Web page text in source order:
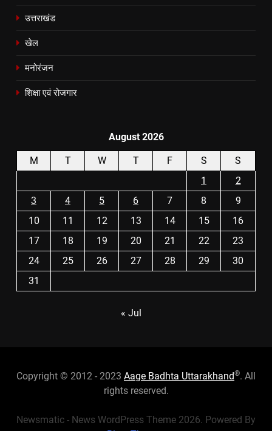
उत्तराखंड
खेल
मनोरंजन
शिक्षा एवं रोजगार
August 2026
M T W T F S
S
1
2
3
4 5 6 7 8
9
10
11 12 13 14 15
16
17
18 19 20 21 22
23
24
25 26 27 28 29
30
31
« Jul
Copyright © 2012 - 2023 Aage Badhta Uttarakhand®. All
rights reserved.
Newsmatic - News WordPress Theme 2026. Powered By